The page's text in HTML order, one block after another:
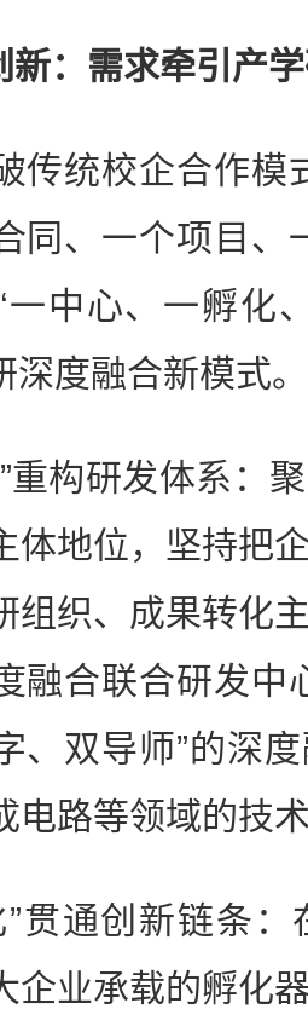
：需求牵引产
统校企合作模
同、一个项目、
一中心、一孵化
深度融合新模式。
构研发体系：聚
体地位，坚持把
组织、成果转化
融合联合研发中
、双导师”的深
电路等领域的技
通创新链条：
企业承载的孵化